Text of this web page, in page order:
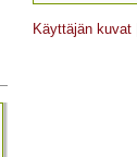
Käyttäjän kuvat|